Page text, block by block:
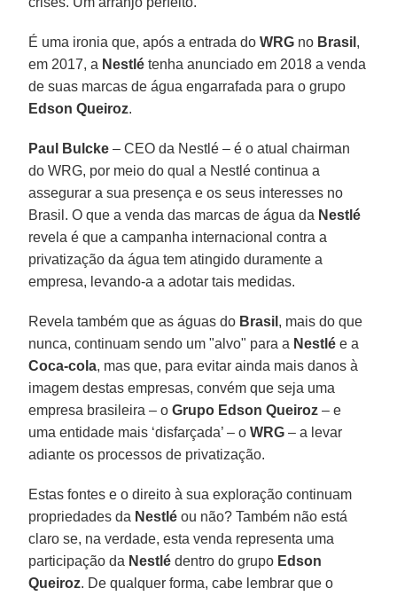
É uma ironia que, após a entrada doWRG no Brasil ,
em 2017, a Nestlé tenha anunciado em 2018 a venda
de suas marcas de água engarrafada para o grupo
Edson Queiroz.
Paul Bulcke – CEO da Nestlé – é o atual chairman
do WRG, por meio do qual a Nestlé continua a
assegurar a sua presença e os seus interesses no
Brasil. O que a venda das marcas de água da Nestlé
revela é que a campanha internacional contra a
privatização da água tem atingido duramente a
empresa, levando-a a adotar tais medidas.
Revela também que as águas do Brasil , mais do que
nunca, continuam sendo um "alvo" para a Nestlé e a
Coca-cola, mas que, para evitar ainda mais danos à
imagem destas empresas, convém que seja uma
empresa brasileira – oGrupo Edson Queiroz – e
uma entidade mais ‘disfarçada’ – oWRG – a levar
adiante os processos de privatização.
Estas fontes e o direito à sua exploração continuam
propriedades da Nestlé ou não? Também não está
claro se, na verdade, esta venda representa uma
participação da Nestlé dentro do grupo Edson
Queiroz. De qualquer forma, cabe lembrar que o